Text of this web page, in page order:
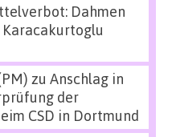
Dahmen
zu Anschlag in
der
CSD in Dortmund